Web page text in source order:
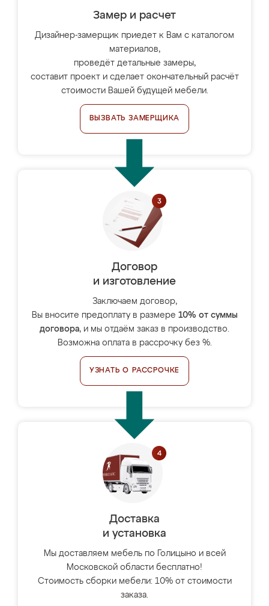
Замер и расчет
Дизайнер-замерщик приедет к Вам с каталогом
материалов,
проведёт детальные замеры,
составит проект и сделает окончательный расчёт
стоимости Вашей будущей мебели.
ВЫЗВАТЬ ЗАМЕРЩИКА
Договор
и изготовление
Заключаем договор,
Вы вносите предоплату в размере 10% от суммы
договора, и мы отдаём заказ в производство.
Возможна оплата в рассрочку без %.
УЗНАТЬ О РАССРОЧКЕ
Доставка
и установка
Мы доставляем мебель по Голицыно и всей
Московской области бесплатно!
Стоимость сборки мебели: 10% от стоимости
заказа.